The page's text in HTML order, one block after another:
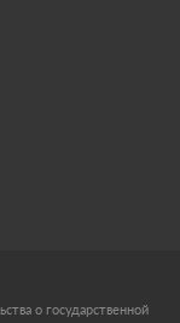
о государственной